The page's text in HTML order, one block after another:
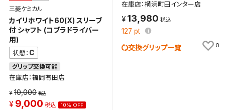
三菱ケミカル
カイリホワイト60(X) スリーブ
付 シャフト (コブラドライバー
用)
状態： C
グリップ交換可能
在庫店：福岡有田店
10,000
9,000 10% OFF
在庫店：横浜町田インター店
13,980
127 pt
交換グリップ一覧 0